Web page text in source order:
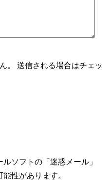
。 送信される場合はチェッ
ソフトの「迷惑メール」
性があります。